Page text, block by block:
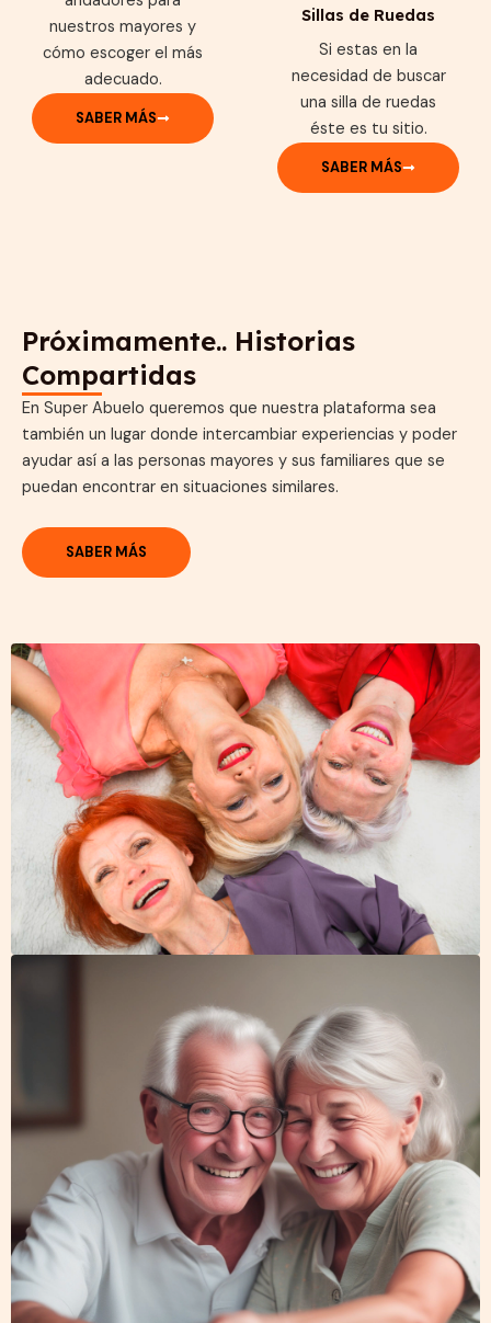
nuestros mayores y
cómo escoger el más
adecuado.
SABER MÁS
Sillas de Ruedas
Si estas en la
necesidad de buscar
una silla de ruedas
éste es tu sitio.
SABER MÁS
Próximamente.. Historias
Compartidas
En Super Abuelo queremos que nuestra plataforma sea
también un lugar donde intercambiar experiencias y poder
ayudar así a las personas mayores y sus familiares que se
puedan encontrar en situaciones similares.
SABER MÁS